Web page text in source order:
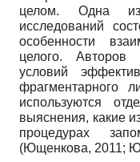
целом. Одна из
исследований
особенности
целого. Авторов
условий
фрагментарного
используются
выяснения, какие
процедурах
(Ющенкова, 2011;